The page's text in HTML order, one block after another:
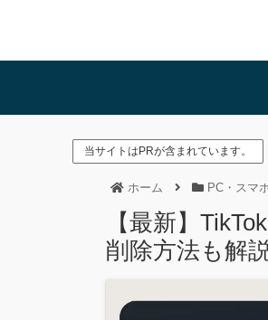
当サイトはPRが含まれています。
ホーム PC・スマ
【最新】
削除方法も解